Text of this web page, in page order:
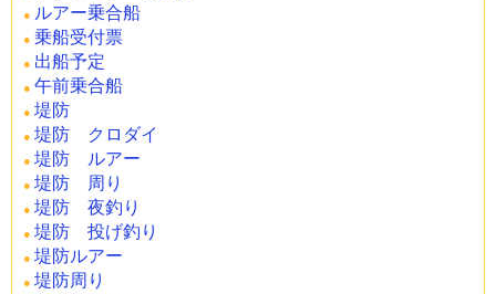
ルアー乗合船
乗船受付票
出船予定
午前乗合船
堤防
堤防 クロダイ
堤防 ルアー
堤防 周り
堤防 夜釣り
堤防 投げ釣り
堤防ルアー
堤防周り